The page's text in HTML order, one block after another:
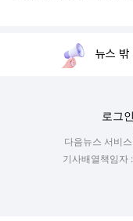
뉴스 밖
로그인
다음뉴스 서비
기사배열책임자